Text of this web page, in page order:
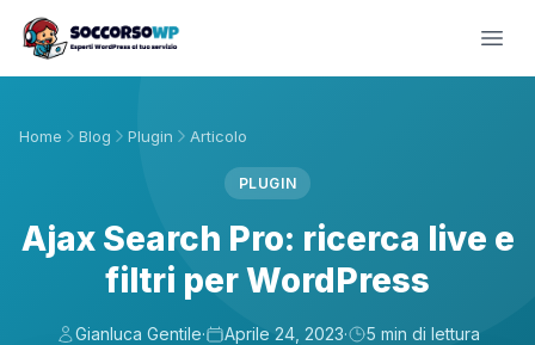
Home Blog Plugin Articolo
PLUGIN
Ajax Search Pro: ricerca live e
filtri per WordPress
Gianluca Gentile· Aprile 24, 2023· 5 min di lettura